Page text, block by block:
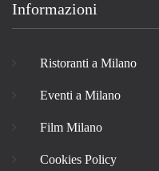
Informazioni
Ristoranti a Milano
Eventi a Milano
Film Milano
Cookies Policy